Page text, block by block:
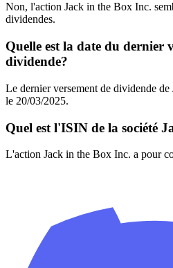
Non, l'action Jack in the Box Inc.
dividendes.
Quelle est la date du dernier
dividende?
Le dernier versement de dividende
le 20/03/2025.
Quel est l'ISIN de la société
L'action Jack in the Box Inc. a pour